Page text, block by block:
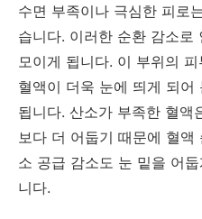
수면 부족이나 극심한 피로
습니다. 이러한 순환 감소로
모이게 됩니다. 이 부위의
혈액이 더욱 눈에 띄게 되어
됩니다. 산소가 부족한 혈액
보다 더 어둡기 때문에 혈
소 공급 감소도 눈 밑을 어
니다.